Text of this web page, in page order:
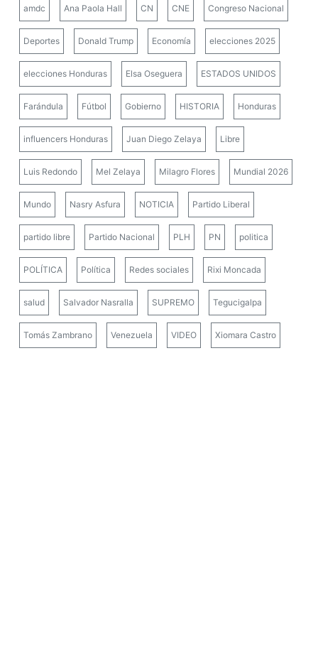
amdc Ana Paola Hall CN CNE Congreso Nacional
Deportes Donald Trump Economía elecciones 2025
elecciones Honduras Elsa Oseguera ESTADOS UNIDOS
Farándula Fútbol Gobierno HISTORIA Honduras
influencers Honduras Juan Diego Zelaya Libre
Luis Redondo Mel Zelaya Milagro Flores Mundial 2026
Mundo Nasry Asfura NOTICIA Partido Liberal
partido libre Partido Nacional PLH PN politica
POLÍTICA Política Redes sociales Rixi Moncada
salud Salvador Nasralla SUPREMO Tegucigalpa
Tomás Zambrano Venezuela VIDEO Xiomara Castro